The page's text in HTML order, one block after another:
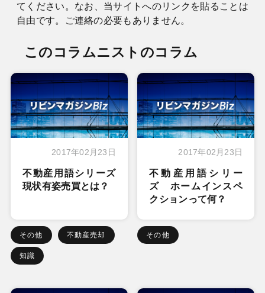
てください。なお、当サイトへのリンクを貼ることは
自由です。ご連絡の必要もありません。
このコラムニストのコラム
2017年02月23日
不動産用語シリーズ
現状有姿売買とは？
その他 不動産売却
知識
2017年02月23日
不動産用語シリー
ズ ホームインスペ
クションって何？
その他